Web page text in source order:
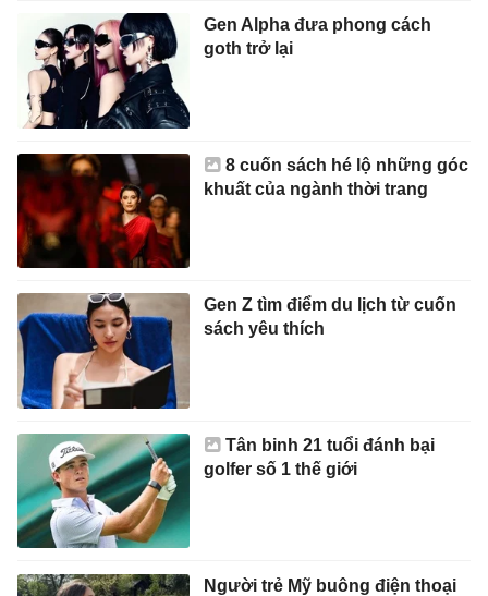
Gen Alpha đưa phong cách
goth trở lại
8 cuốn sách hé lộ những góc
khuất của ngành thời trang
Gen Z tìm điểm du lịch từ cuốn
sách yêu thích
Tân binh 21 tuổi đánh bại
golfer số 1 thế giới
Người trẻ Mỹ buông điện thoại